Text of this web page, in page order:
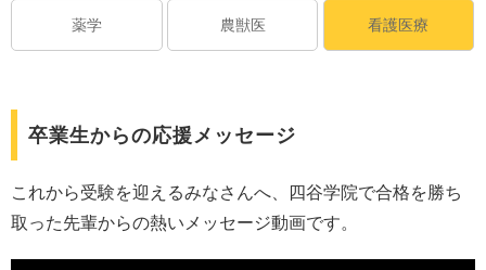
薬学 農獣医 看護医療
卒業生からの応援メッセージ
これから受験を迎えるみなさんへ、四谷学院で合格を勝ち
取った先輩からの熱いメッセージ動画です。